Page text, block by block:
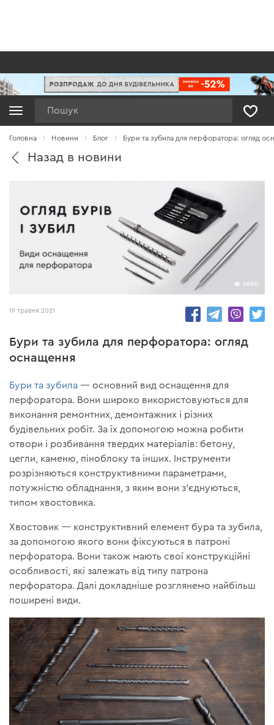
Головна Новини Блог Бури та зубила для перфоратора: огляд
Назад в новини
6600
19 травня 2021
Бури та зубила для перфоратора: огляд
оснащення
Бури та зубила — основний вид оснащення для
перфоратора. Вони широко використовуються для
виконання ремонтних, демонтажних і різних
будівельних робіт. За їх допомогою можна робити
отвори і розбивання твердих матеріалів: бетону,
цегли, каменю, піноблоку та інших. Інструменти
розрізняються конструктивними параметрами,
потужністю обладнання, з яким вони з'єднуються,
типом хвостовика.
Хвостовик — конструктивний елемент бура та зубила,
за допомогою якого вони фіксуються в патроні
перфоратора. Вони також мають свої конструкційні
особливості, які залежать від типу патрона
перфоратора. Далі докладніше розглянемо найбільш
поширені види.